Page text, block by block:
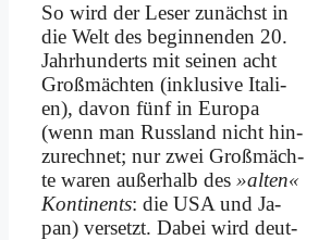
So wird der Le­ser zu­nächst in
die Welt des be­gin­nen­den 20.
Jahr­hun­derts mit sei­nen acht
Groß­mäch­ten (in­klu­si­ve Ita­li­
en), da­von fünf in Eu­ro­pa
(wenn man Russ­land nicht hin­
zu­rech­net; nur zwei Groß­mäch­
te wa­ren au­ßer­halb des »al­ten«
Kon­ti­nents: die USA und Ja­
pan) ver­setzt. Da­bei wird deut­